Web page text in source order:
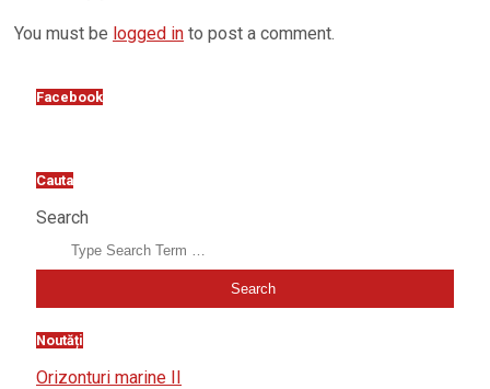
You must be logged in to post a comment.
Facebook
Cauta
Search
Noutăți
Orizonturi marine II